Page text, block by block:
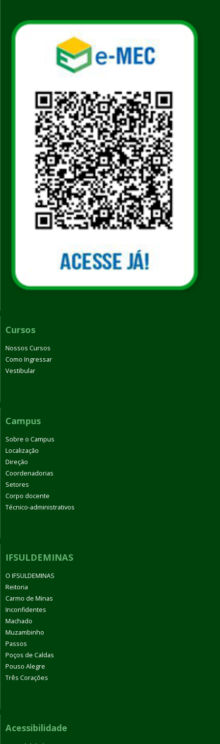
Cursos
Nossos Cursos
Como Ingressar
Vestibular
Campus
Sobre o Campus
Localização
Direção
Coordenadorias
Setores
Corpo docente
Técnico-administrativos
IFSULDEMINAS
O IFSULDEMINAS
Reitoria
Carmo de Minas
Inconfidentes
Machado
Muzambinho
Passos
Poços de Caldas
Pouso Alegre
Três Corações
Acessibilidade